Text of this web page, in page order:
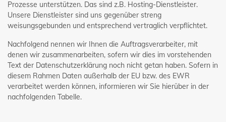
Prozesse unterstützen. Das sind z.B. Hosting-Dienstleister.
Unsere Dienstleister sind uns gegenüber streng
weisungsgebunden und entsprechend vertraglich verpflichtet.
Nachfolgend nennen wir Ihnen die Auftragsverarbeiter, mit
denen wir zusammenarbeiten, sofern wir dies im vorstehenden
Text der Datenschutzerklärung noch nicht getan haben. Sofern in
diesem Rahmen Daten außerhalb der EU bzw. des EWR
verarbeitet werden können, informieren wir Sie hierüber in der
nachfolgenden Tabelle.